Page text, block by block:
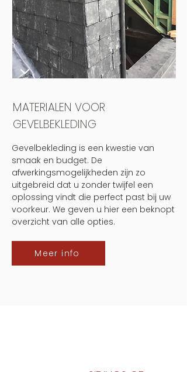
MATERIALEN VOOR
GEVELBEKLEDING
Gevelbekleding is een kwestie van
smaak en budget. De
afwerkingsmogelijkheden zijn zo
uitgebreid dat u zonder twijfel een
oplossing vindt die perfect past bij uw
voorkeur. We geven u hier een beknopt
overzicht van alle opties.
Meer info